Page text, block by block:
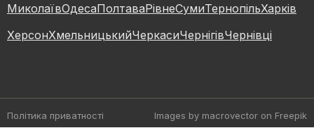
МиколаївОдесаПолтаваРівнеСумиТернопільХарків
ХерсонХмельницькийЧеркасиЧернігівЧернівці
Політика приватності Images by macrovector on Freepik